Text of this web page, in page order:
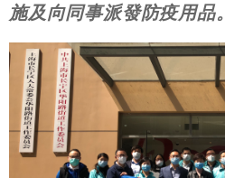
施及向同事派發防疫用品。